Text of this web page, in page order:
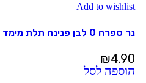
Add to wishlist
נר ספרה 0 לבן פנינה תלת מימד גדול
₪4.90
הוספה לסל